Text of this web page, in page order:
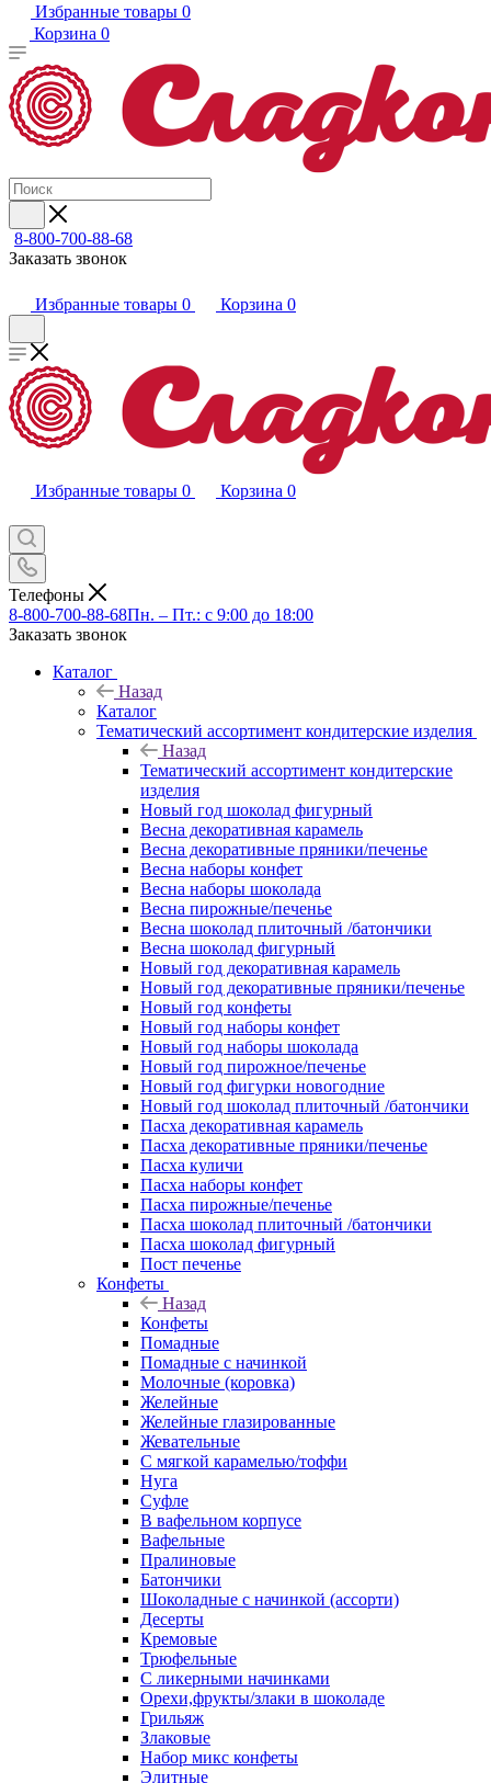
Избранные товары 0
Корзина 0
8-800-700-88-68
Заказать звонок
Избранные товары 0 Корзина 0
Избранные товары 0 Корзина 0
Телефоны
8-800-700-88-68Пн. – Пт.: с 9:00 до 18:00
Заказать звонок
Каталог
Назад
Каталог
Тематический ассортимент кондитерские изделия
Назад
Тематический ассортимент кондитерские
изделия
Новый год шоколад фигурный
Весна декоративная карамель
Весна декоративные пряники/печенье
Весна наборы конфет
Весна наборы шоколада
Весна пирожные/печенье
Весна шоколад плиточный /батончики
Весна шоколад фигурный
Новый год декоративная карамель
Новый год декоративные пряники/печенье
Новый год конфеты
Новый год наборы конфет
Новый год наборы шоколада
Новый год пирожное/печенье
Новый год фигурки новогодние
Новый год шоколад плиточный /батончики
Пасха декоративная карамель
Пасха декоративные пряники/печенье
Пасха куличи
Пасха наборы конфет
Пасха пирожные/печенье
Пасха шоколад плиточный /батончики
Пасха шоколад фигурный
Пост печенье
Конфеты
Назад
Конфеты
Помадные
Помадные с начинкой
Молочные (коровка)
Желейные
Желейные глазированные
Жевательные
С мягкой карамелью/тоффи
Нуга
Суфле
В вафельном корпусе
Вафельные
Пралиновые
Батончики
Шоколадные с начинкой (ассорти)
Десерты
Кремовые
Трюфельные
С ликерными начинками
Орехи,фрукты/злаки в шоколаде
Грильяж
Злаковые
Набор микс конфеты
Элитные